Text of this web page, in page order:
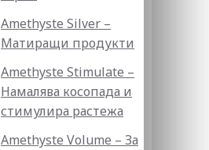
Amethyste Silver –
Матиращи продукти
Amethyste Stimulate –
Намалява косопада и
стимулира растежа
Amethyste Volume – За